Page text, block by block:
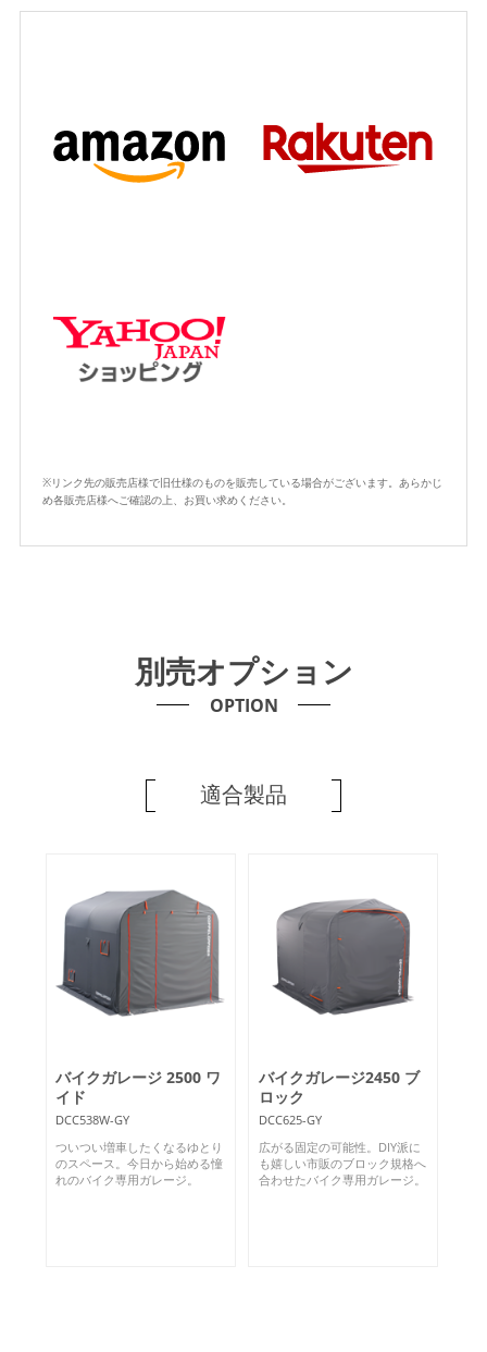
※リンク先の販売店様で旧仕様のものを販売している場合がございます。あらかじ
め各販売店様へご確認の上、お買い求めください。
別売オプション
OPTION
適合製品
バイクガレージ 2500 ワ
イド
DCC538W-GY
ついつい増車したくなるゆとり
のスペース。今日から始める憧
れのバイク専用ガレージ。
バイクガレージ2450 ブ
ロック
DCC625-GY
広がる固定の可能性。DIY派に
も嬉しい市販のブロック規格へ
合わせたバイク専用ガレージ。